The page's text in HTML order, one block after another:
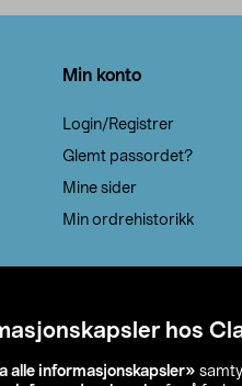
hos
alle informasjonskapsler»
Min konto
Login/Registrer
Glemt passordet?
Mine sider
Min ordrehistorikk